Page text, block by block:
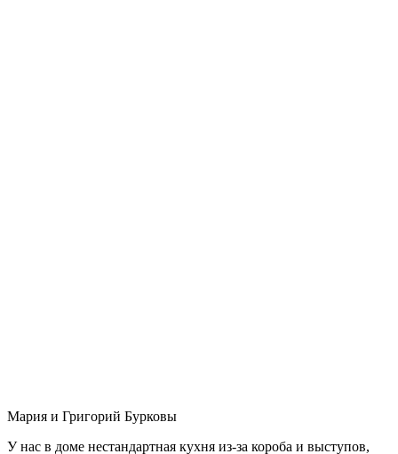
Мария и Григорий Бурковы
У нас в доме нестандартная кухня из-за короба и выступов,